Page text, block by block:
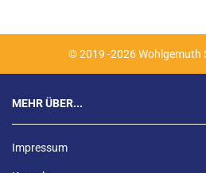
© 2019 -2026 Wohlgemuth
MEHR ÜBER...
Impressum